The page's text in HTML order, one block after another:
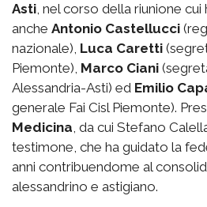
Asti, nel corso della riunione
anche Antonio Castellucci
nazionale), Luca Caretti
Piemonte), Marco Ciani
Alessandria-Asti) ed Emilio
generale Fai Cisl Piemonte).
Medicina, da cui Stefano
testimone, che ha guidato la
anni contribuendome al
alessandrino e astigiano.